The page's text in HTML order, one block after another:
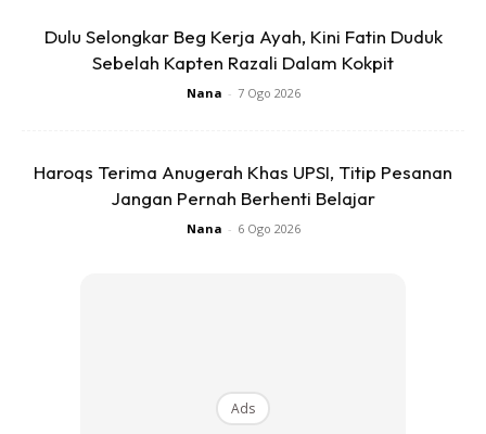
KEPUTUSAN.
Saya kadang-kadang kagum dengan kemudahan kanak-
kanak dapat menyelesaikan masalah “dewasa”. Minta
4. LUPA PERKATAAN “SAYA SUDAH KATAKAN!
Jangan bersaing dengan anak dalam apa-apa, dan “Saya
Dulu Selongkar Beg Kerja Ayah, Kini Fatin Duduk
Sebelah Kapten Razali Dalam Kokpit
Nana - 7 Ogo 2026
Haroqs Terima Anugerah Khas UPSI, Titip Pesanan
Jangan Pernah Berhenti Belajar
Nana - 6 Ogo 2026
Ads